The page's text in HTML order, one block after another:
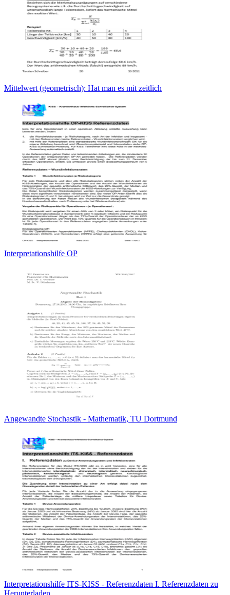
Mittelwert (geometrisch): Hat man es mit zeitlich
Interpretationshilfe OP
Angewandte Stochastik - Mathematik, TU Dortmund
Interpretationshilfe ITS-KISS - Referenzdaten I. Referenzdaten zu